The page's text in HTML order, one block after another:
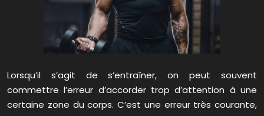
Lorsqu’il s’agit de s’entraîner, on peut souvent
commettre l’erreur d’accorder trop d’attention à une
certaine zone du corps. C’est une erreur très courante,